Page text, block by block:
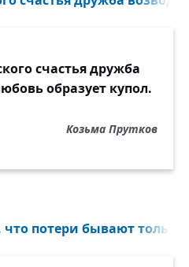
счастья дружба
образует купол.
Козьма Прутков
потери бывают только